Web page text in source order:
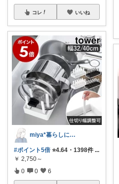
コレ いいね
miya*暮らしに役立つ楽天セレクト
#ポイント5倍 ⭐️4.64・1398件 ...
￥ 2,750～
0 0 6